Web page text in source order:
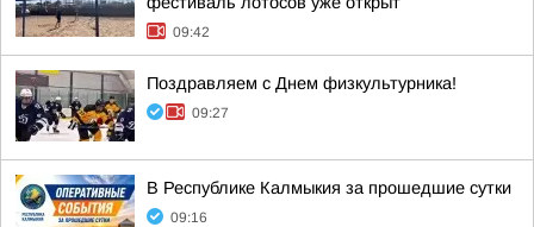
09:42
Поздравляем с Днем физкультурника!
09:27
В Республике Калмыкия за прошедшие сутки
09:16